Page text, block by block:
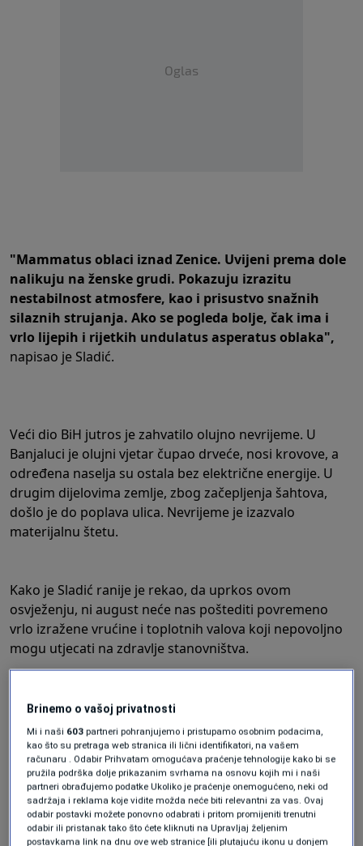
Oglas
"Mammatus oblaci iznad Zenice. Uvijeni prema dole
nalikuju na ženske grudi. Pokazuju izrazitu
nestabilnost atmosfere, kao i prisustvo snažnih
silaznih strujanja. Ako se pogleda bolje, čak ima i
vrlo lijepih i rijetkih undulatus asperatus oblaka",
napisao je Sladić.
Veći dio BiH jutros je zahvatilo olujno nevrijeme. U
Banjaluci je olujni vjetar čupao drveće, nosi krovove, a
određena naselja su ostala bez električne energije. U
drugim dijelovima zemlje, zbog začepljenja šahtova,
došlo je do poplava ulica. Nevrijeme je izazvalo
materijalnu štetu.
Kako je Sladić ranije je rekao, da uprkos ovom
osvježenju, ni august neće nas poštediti povremeno
vrlo izražene vrućine i toplotnih valova koji nepovoljno
mogu utjecati na zdravlje stanovništva.
"Mammatus oblaci iznad Zenice. Uvijeni prema dole
nalikuju na ženske grudi. Pokazuju izrazitu
nestabilnost atmosfere, kao i prisustvo snažnih
silaznih strujanja.Ako se pogleda bolje, čak ima i
vrlo lijepih i rijetkih undulatus asperatus oblaka",
Brinemo o vašoj privatnosti
Mi i naši 603 partneri pohranjujemo i pristupamo osobnim podacima,
kao što su pretraga web stranica ili lični identifikatori, na vašem
računaru . Odabir Prihvatam omogućava praćenje tehnologije kako bi se
pružila podrška dolje prikazanim svrhama na osnovu kojih mi i naši
partneri obrađujemo podatke Ukoliko je praćenje onemogućeno, neki od
sadržaja i reklama koje vidite možda neće biti relevantni za vas. Ovaj
odabir postavki možete ponovno odabrati i pritom promijeniti trenutni
odabir ili pristanak tako što ćete kliknuti na Upravljaj željenim
postavkama link na dnu ove web stranice [ili plutajuću ikonu u donjem